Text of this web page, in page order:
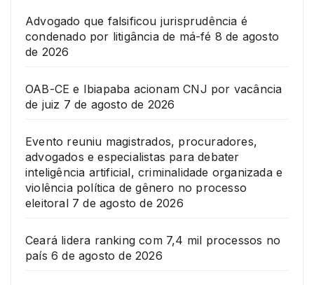
Advogado que falsificou jurisprudência é
condenado por litigância de má-fé 8 de agosto
de 2026
OAB-CE e Ibiapaba acionam CNJ por vacância
de juiz 7 de agosto de 2026
Evento reuniu magistrados, procuradores,
advogados e especialistas para debater
inteligência artificial, criminalidade organizada e
violência política de gênero no processo
eleitoral 7 de agosto de 2026
Ceará lidera ranking com 7,4 mil processos no
país 6 de agosto de 2026